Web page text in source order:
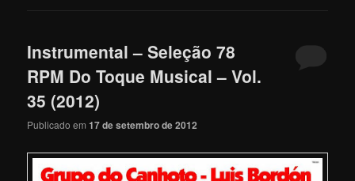
Instrumental – Seleção 78
RPM Do Toque Musical – Vol.
35 (2012)
Publicado em17 de setembro de 2012